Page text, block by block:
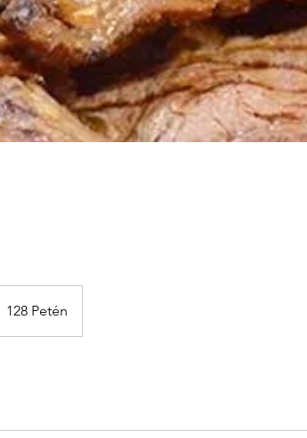
128 Petén